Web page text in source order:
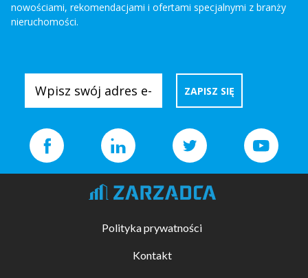
nowościami, rekomendacjami i ofertami specjalnymi z branży
nieruchomości.
Polityka prywatności
Kontakt